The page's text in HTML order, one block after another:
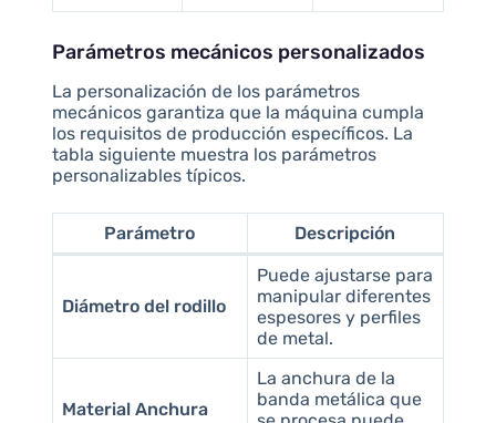
Parámetros mecánicos personalizados
La personalización de los parámetros
mecánicos garantiza que la máquina cumpla
los requisitos de producción específicos. La
tabla siguiente muestra los parámetros
personalizables típicos.
Parámetro Descripción
Diámetro del rodillo
Puede ajustarse para
manipular diferentes
espesores y perfiles
de metal.
Material Anchura
La anchura de la
banda metálica que